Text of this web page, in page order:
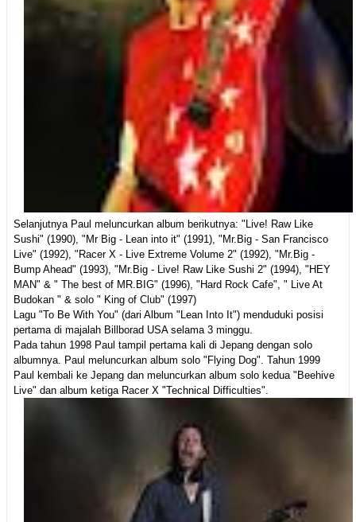
Selanjutnya Paul meluncurkan album berikutnya: "Live! Raw Like
Sushi" (1990), "Mr Big - Lean into it" (1991), "Mr.Big - San Francisco
Live" (1992), "Racer X - Live Extreme Volume 2" (1992), "Mr.Big -
Bump Ahead" (1993), "Mr.Big - Live! Raw Like Sushi 2" (1994), "HEY
MAN" & " The best of MR.BIG" (1996), "Hard Rock Cafe", " Live At
Budokan " & solo " King of Club" (1997)
Lagu "To Be With You" (dari Album "Lean Into It") menduduki posisi
pertama di majalah Billborad USA selama 3 minggu.
Pada tahun 1998 Paul tampil pertama kali di Jepang dengan solo
albumnya. Paul meluncurkan album solo "Flying Dog". Tahun 1999
Paul kembali ke Jepang dan meluncurkan album solo kedua "Beehive
Live" dan album ketiga Racer X "Technical Difficulties".